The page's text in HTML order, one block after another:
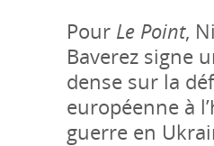
Pour Le Point,
Baverez signe
dense sur la
européenne à
guerre en